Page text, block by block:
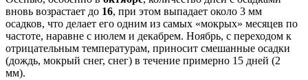
вновь возрастает до 16, при этом выпадает около 3 мм
осадков, что делает его одним из самых «мокрых» месяцев по
частоте, наравне с июлем и декабрем. Ноябрь, с переходом к
отрицательным температурам, приносит смешанные осадки
(дождь, мокрый снег, снег) в течение примерно 15 дней (2
мм).